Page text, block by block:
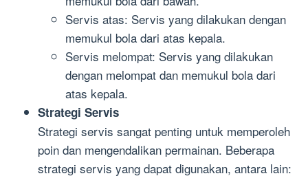
Servis atas: Servis yang dilakukan dengan
memukul bola dari atas kepala.
Servis melompat: Servis yang dilakukan
dengan melompat dan memukul bola dari
atas kepala.
Strategi Servis
Strategi servis sangat penting untuk memperoleh
poin dan mengendalikan permainan. Beberapa
strategi servis yang dapat digunakan, antara lain: